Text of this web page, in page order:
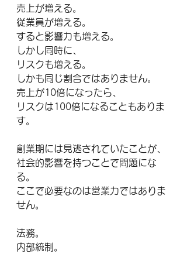
売上が増える。
従業員が増える。
すると影響力も増える。
しかし同時に、
リスクも増える。
しかも同じ割合ではありません。
売上が10倍になったら、
リスクは100倍になることもありま
す。
創業期には見逃されていたことが、
社会的影響を持つことで問題にな
る。
ここで必要なのは営業力ではありま
せん。
法務。
内部統制。